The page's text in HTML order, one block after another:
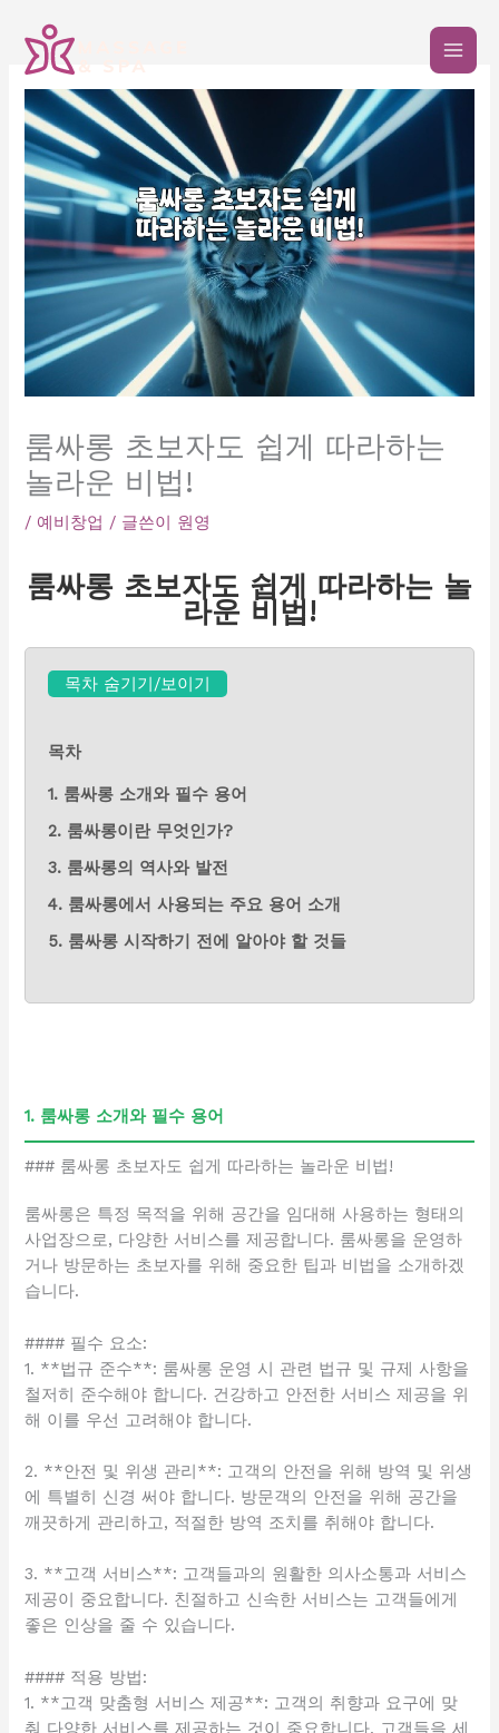
룸싸롱 초보자도 쉽게 따라하는
놀라운 비법!
/ 예비창업 / 글쓴이 원영
룸싸롱 초보자도 쉽게 따라하는 놀
라운 비법!
목차 숨기기/보이기
목차
1. 룸싸롱 소개와 필수 용어
2. 룸싸롱이란 무엇인가?
3. 룸싸롱의 역사와 발전
4. 룸싸롱에서 사용되는 주요 용어 소개
5. 룸싸롱 시작하기 전에 알아야 할 것들
1. 룸싸롱 소개와 필수 용어
### 룸싸롱 초보자도 쉽게 따라하는 놀라운 비법!
룸싸롱은 특정 목적을 위해 공간을 임대해 사용하는 형태의
사업장으로, 다양한 서비스를 제공합니다. 룸싸롱을 운영하
거나 방문하는 초보자를 위해 중요한 팁과 비법을 소개하겠
습니다.
#### 필수 요소:
1. **법규 준수**: 룸싸롱 운영 시 관련 법규 및 규제 사항을
철저히 준수해야 합니다. 건강하고 안전한 서비스 제공을 위
해 이를 우선 고려해야 합니다.
2. **안전 및 위생 관리**: 고객의 안전을 위해 방역 및 위생
에 특별히 신경 써야 합니다. 방문객의 안전을 위해 공간을
깨끗하게 관리하고, 적절한 방역 조치를 취해야 합니다.
3. **고객 서비스**: 고객들과의 원활한 의사소통과 서비스
제공이 중요합니다. 친절하고 신속한 서비스는 고객들에게
좋은 인상을 줄 수 있습니다.
#### 적용 방법:
1. **고객 맞춤형 서비스 제공**: 고객의 취향과 요구에 맞
춰 다양한 서비스를 제공하는 것이 중요합니다. 고객들을 세